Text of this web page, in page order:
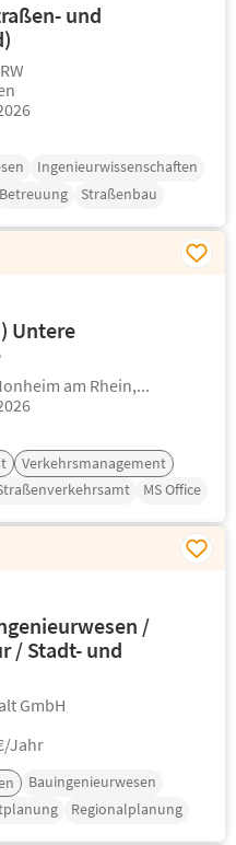
und
Ingenieurwissenschaften
Betreuung Straßenbau
Untere
am Rhein,...
Verkehrsmanagement
MS Office
/
/ Stadt- und
GmbH
Jahr
Bauingenieurwesen
Regionalplanung